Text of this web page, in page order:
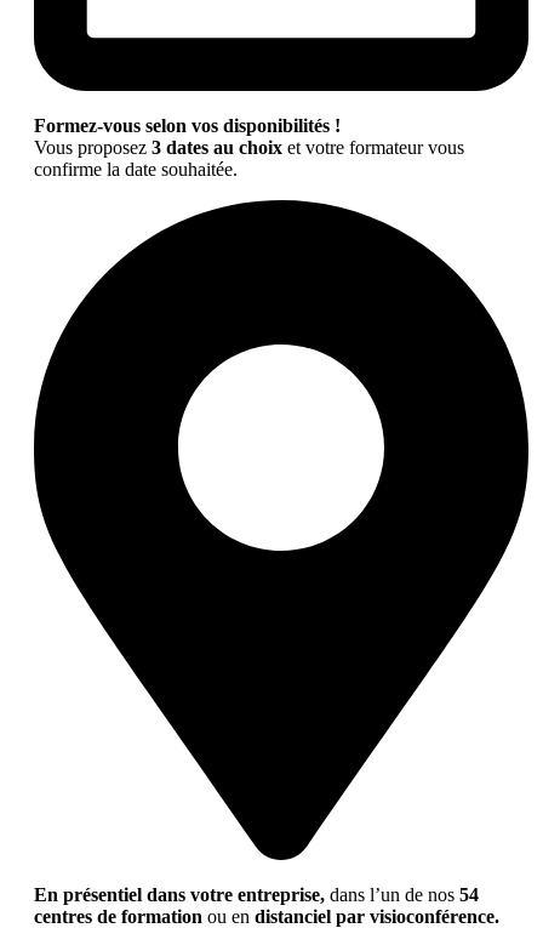
Formez-vous selon vos disponibilités !
Vous proposez 3 dates au choix et votre formateur vous
confirme la date souhaitée.
En présentiel dans votre entreprise, dans l’un de nos 54
centres de formation ou en distanciel par visioconférence.